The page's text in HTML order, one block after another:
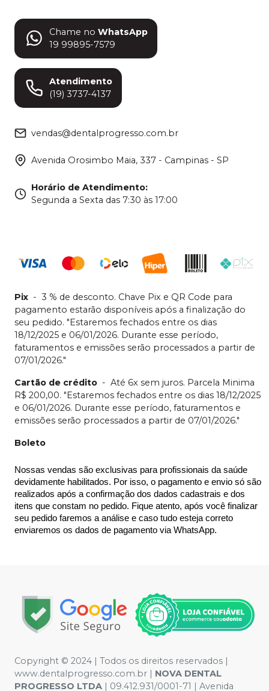
Chame no WhatsApp
19 99895-7579
Atendimento
(19) 3737-4137
vendas@dentalprogresso.com.br
Avenida Orosimbo Maia, 337 - Campinas - SP
Horário de Atendimento:
Segunda a Sexta das 7:30 às 17:00
Pix - 3 % de desconto. Chave Pix e QR Code para
pagamento estarão disponíveis após a finalização do
seu pedido. "Estaremos fechados entre os dias
18/12/2025 e 06/01/2026. Durante esse período,
faturamentos e emissões serão processados a partir de
07/01/2026."
Cartão de crédito - Até 6x sem juros. Parcela Minima
R$ 200,00. "Estaremos fechados entre os dias 18/12/2025
e 06/01/2026. Durante esse período, faturamentos e
emissões serão processados a partir de 07/01/2026."
Boleto
Nossas vendas são exclusivas para profissionais da saúde
devidamente habilitados. Por isso, o pagamento e envio só são
realizados após a confirmação dos dados cadastrais e dos
itens que constam no pedido. Fique atento, após você finalizar
seu pedido faremos a análise e caso tudo esteja correto
enviaremos os dados de pagamento via WhatsApp.
Copyright © 2024 | Todos os direitos reservados |
www.dentalprogresso.com.br | NOVA DENTAL
PROGRESSO LTDA | 09.412.931/0001-71 | Avenida